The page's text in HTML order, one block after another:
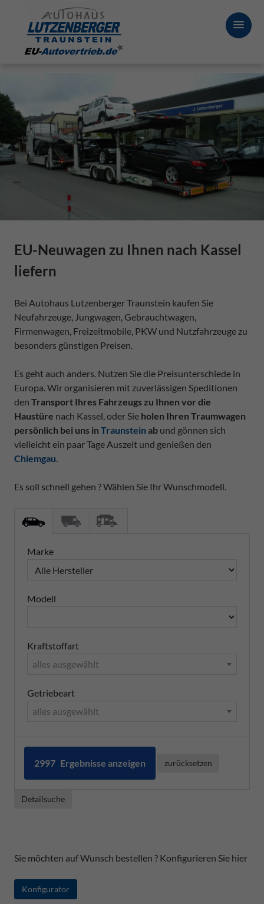
EU-Neuwagen zu Ihnen nach Kassel
liefern
Bei Autohaus Lutzenberger Traunstein kaufen Sie
Neufahrzeuge, Jungwagen, Gebrauchtwagen,
Firmenwagen, Freizeitmobile, PKW und Nutzfahrzeuge zu
besonders günstigen Preisen.
Es geht auch anders. Nutzen Sie die Preisunterschiede in
Europa. Wir organisieren mit zuverlässigen Speditionen
den Transport Ihres Fahrzeugs zu Ihnen vor die
Haustüre nach Kassel, oder Sie holen Ihren Traumwagen
persönlich bei uns in Traunstein ab und gönnen sich
vielleicht ein paar Tage Auszeit und genießen den
Chiemgau.
Es soll schnell gehen ? Wählen Sie Ihr Wunschmodell.
Marke
Modell
Kraftstoffart
alles ausgewählt
Getriebeart
alles ausgewählt
2997 Ergebnisse anzeigen zurücksetzen
Detailsuche
Sie möchten auf Wunsch bestellen ? Konfigurieren Sie hier
Konfigurator